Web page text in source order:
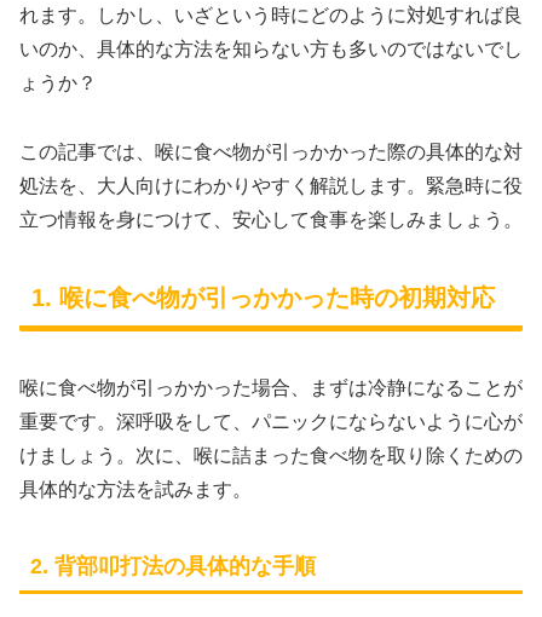
れます。しかし、いざという時にどのように対処すれば良
いのか、具体的な方法を知らない方も多いのではないでし
ょうか？
この記事では、喉に食べ物が引っかかった際の具体的な対
処法を、大人向けにわかりやすく解説します。緊急時に役
立つ情報を身につけて、安心して食事を楽しみましょう。
1. 喉に食べ物が引っかかった時の初期対応
喉に食べ物が引っかかった場合、まずは冷静になることが
重要です。深呼吸をして、パニックにならないように心が
けましょう。次に、喉に詰まった食べ物を取り除くための
具体的な方法を試みます。
2. 背部叩打法の具体的な手順